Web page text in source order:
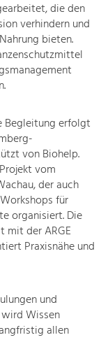
die den
verhindern und
bieten.
Begleitung erfolgt
von Biohelp.
vom
der auch
für
organisiert. Die
mit der ARGE
Praxisnähe und
und
Wissen
allen